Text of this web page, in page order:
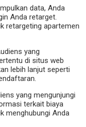
data, Anda
Anda retarget.
retargeting apartemen
yang
di situs web
lebih lanjut seperti
yang mengunjungi
terkait biaya
menghubungi Anda